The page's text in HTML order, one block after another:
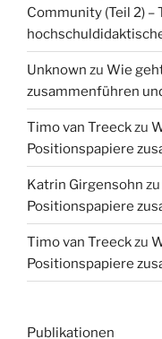
Community (Teil 2) –
Unknown zu Wie
zusammenführen
Timo van Treeckzu
Positionspapiere
Katrin Girgensohn zu
Positionspapiere
Timo van Treeckzu
Positionspapiere
Publikationen